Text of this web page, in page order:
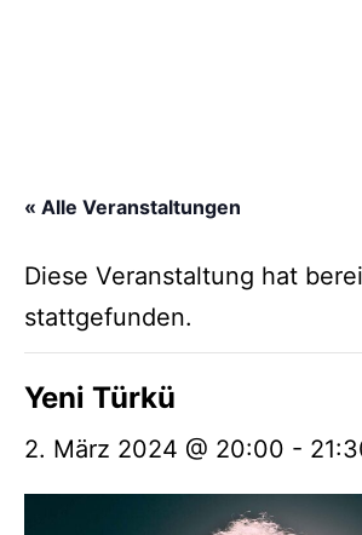
« Alle Veranstaltungen
Diese Veranstaltung hat
stattgefunden.
Yeni Türkü
2. März 2024 @ 20:00 -